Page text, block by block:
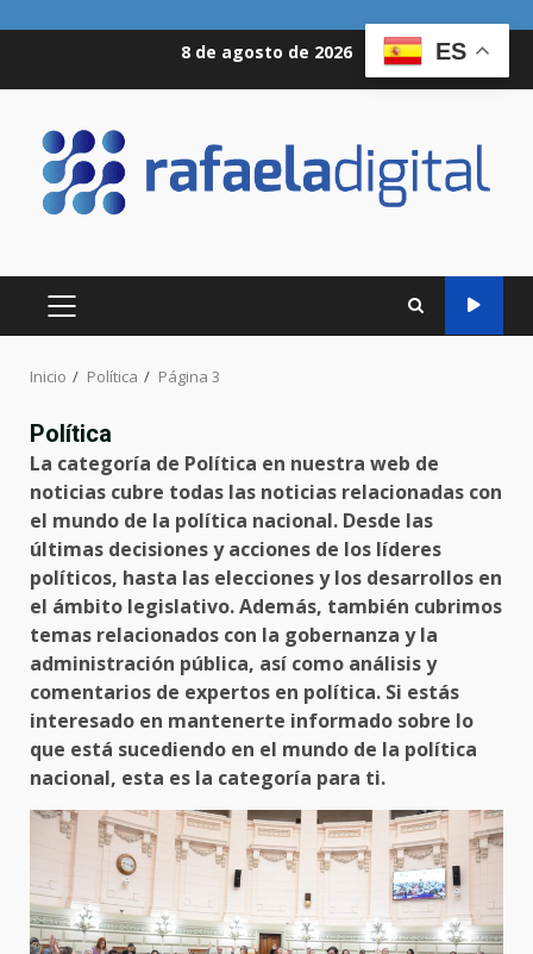
8 de agosto de 2026
MENÚ
PRINCIPAL
Inicio Política Página 3
Política
La categoría de Política en nuestra web de
noticias cubre todas las noticias relacionadas con
el mundo de la política nacional. Desde las
últimas decisiones y acciones de los líderes
políticos, hasta las elecciones y los desarrollos en
el ámbito legislativo. Además, también cubrimos
temas relacionados con la gobernanza y la
administración pública, así como análisis y
comentarios de expertos en política. Si estás
interesado en mantenerte informado sobre lo
que está sucediendo en el mundo de la política
nacional, esta es la categoría para ti.
ES